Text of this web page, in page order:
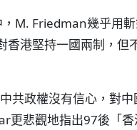
M. Friedman幾乎用
港堅持一國兩制，但
共政權沒有信心，對
更悲觀地指出97後「